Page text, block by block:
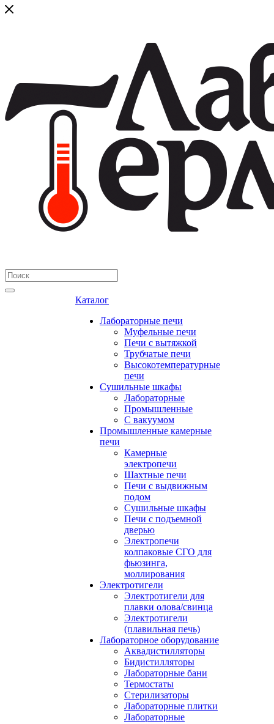
Каталог
Лабораторные печи
Муфельные печи
Печи с вытяжкой
Трубчатые печи
Высокотемпературные
печи
Сушильные шкафы
Лабораторные
Промышленные
С вакуумом
Промышленные камерные
печи
Камерные
электропечи
Шахтные печи
Печи с выдвижным
подом
Сушильные шкафы
Печи с подъемной
дверью
Электропечи
колпаковые СГО для
фьюзинга,
моллирования
Электротигели
Электротигели для
плавки олова/свинца
Электротигели
(плавильная печь)
Лабораторное оборудование
Аквадистилляторы
Бидистилляторы
Лабораторные бани
Термостаты
Стерилизаторы
Лабораторные плитки
Лабораторные